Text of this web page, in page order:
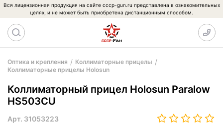
Вся лицензионная продукция на сайте cccp-gun.ru представлена в ознакомительных
целях, и не может быть приобретена дистанционным способом.
Оптика и крепления
Коллиматорные прицелы
Коллиматорные прицелы Holosun
Коллиматорный прицел Holosun Paralow
HS503CU
Арт. 31053223